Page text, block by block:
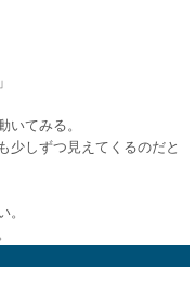
いてみる。
少しずつ見えてくるのだと
。